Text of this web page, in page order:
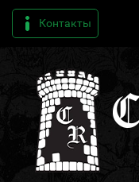
Контакты